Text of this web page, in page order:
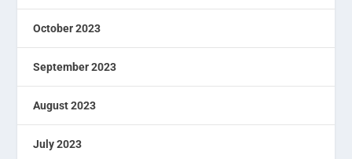
October 2023
September 2023
August 2023
July 2023